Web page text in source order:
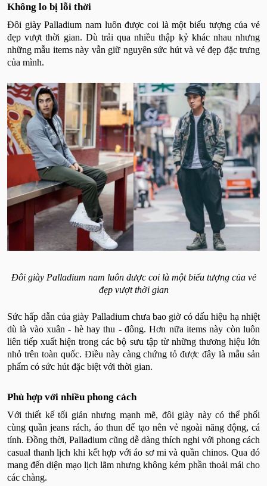
Không lo bị lỗi thời
Đôi giày Palladium nam luôn được coi là một biểu tượng của vẻ
đẹp vượt thời gian. Dù trải qua nhiều thập kỷ khác nhau nhưng
những mẫu items này vẫn giữ nguyên sức hút và vẻ đẹp đặc trưng
của mình.
Đôi giày Palladium nam luôn được coi là một biểu tượng của vẻ
đẹp vượt thời gian
Sức hấp dẫn của giày Palladium chưa bao giờ có dấu hiệu hạ nhiệt
dù là vào xuân - hè hay thu - đông. Hơn nữa items này còn luôn
liên tiếp xuất hiện trong các bộ sưu tập từ những thương hiệu lớn
nhỏ trên toàn quốc. Điều này càng chứng tỏ được đây là mẫu sản
phẩm có sức hút đặc biệt với thời gian.
Phù hợp với nhiều phong cách
Với thiết kế tối giản nhưng mạnh mẽ, đôi giày này có thể phối
cùng quần jeans rách, áo thun để tạo nên vẻ ngoài năng động, cá
tính. Đồng thời, Palladium cũng dễ dàng thích nghi với phong cách
casual thanh lịch khi kết hợp với áo sơ mi và quần chinos. Qua đó
mang đến diện mạo lịch lãm nhưng không kém phần thoải mái cho
các chàng.